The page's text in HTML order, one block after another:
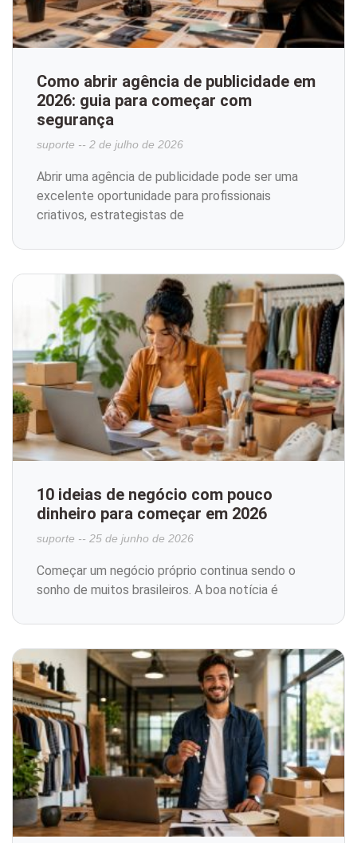
Como abrir agência de publicidade em
2026: guia para começar com
segurança
suporte 2 de julho de 2026
Abrir uma agência de publicidade pode ser uma
excelente oportunidade para profissionais
criativos, estrategistas de
10 ideias de negócio com pouco
dinheiro para começar em 2026
suporte 25 de junho de 2026
Começar um negócio próprio continua sendo o
sonho de muitos brasileiros. A boa notícia é